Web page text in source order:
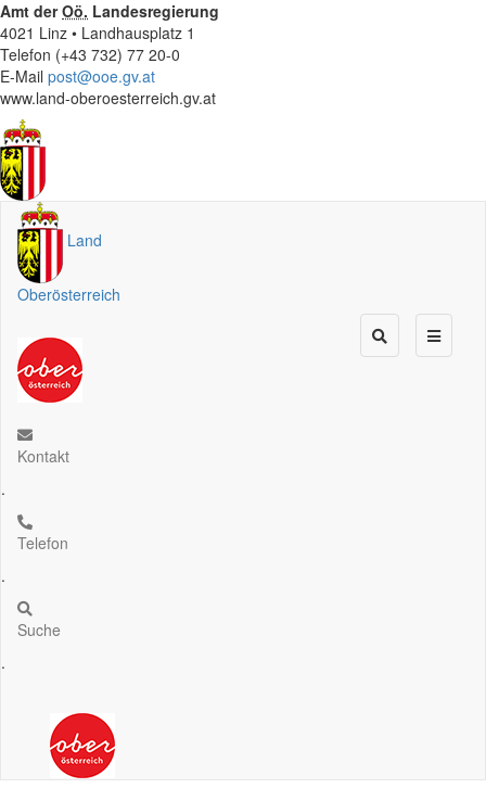
Amt derOö. Landesregierung
4021 Linz • Landhausplatz 1
Telefon (+43 732) 77 20-0
E-Mail post@ooe.gv.at
www.land-oberoesterreich.gv.at
Land
Oberösterreich
Kontakt
.
Telefon
.
Suche
.